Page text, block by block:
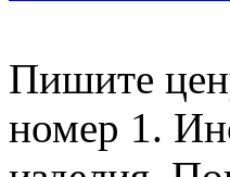
Пишите
номер 1.